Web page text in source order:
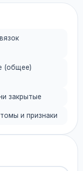
(общее)
закрытые
и признаки